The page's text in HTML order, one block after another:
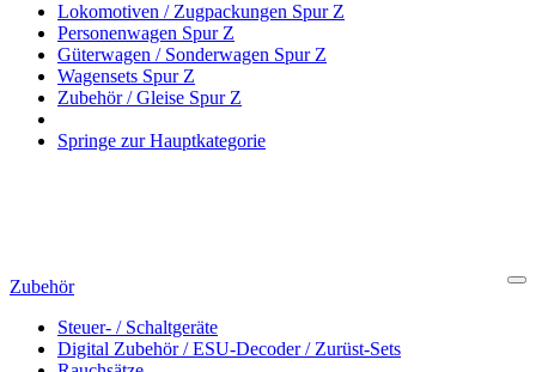
Lokomotiven / Zugpackungen Spur Z
Personenwagen Spur Z
Güterwagen / Sonderwagen Spur Z
Wagensets Spur Z
Zubehör / Gleise Spur Z
Springe zur Hauptkategorie
Zubehör
Steuer- / Schaltgeräte
Digital Zubehör / ESU-Decoder / Zurüst-Sets